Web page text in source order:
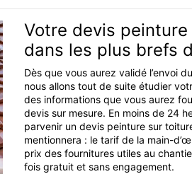
Votre devis
dans les plus brefs
Dès que vous aurez validé l’envoi
nous allons tout de suite étudier
des informations que vous aurez
devis sur mesure. En moins de 24
parvenir un devis peinture sur
mentionnera : le tarif de la main-
prix des fournitures utiles au
fois gratuit et sans engagement.